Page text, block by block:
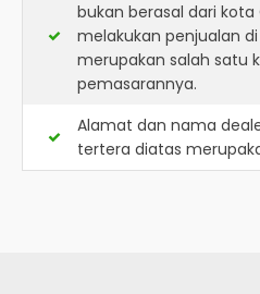
bukan berasal dari
melakukan penjualan
merupakan salah satu
pemasarannya.
Alamat dan nama
tertera diatas